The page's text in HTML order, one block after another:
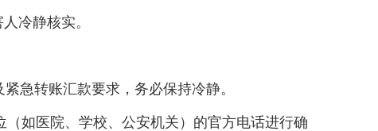
冷静核实。
急转账汇款要求，务必保持冷静。
如医院、学校、公安机关）的官方电话进行确